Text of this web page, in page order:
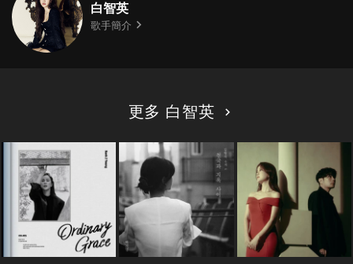
白智英
歌手簡介
更多 白智英